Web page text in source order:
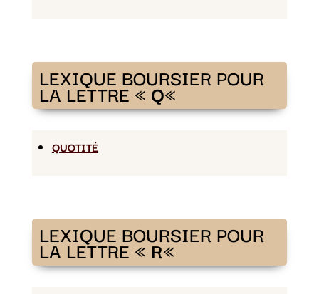
LEXIQUE BOURSIER POUR
LA LETTRE «Q«
QUOTITÉ
LEXIQUE BOURSIER POUR
LA LETTRE «R«